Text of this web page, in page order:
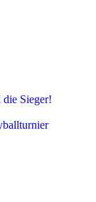
die Sieger!